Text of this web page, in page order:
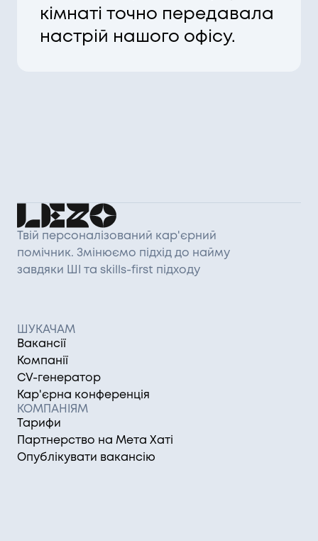
кімнаті точно передавала
настрій нашого офісу.
Твій персоналізований кар'єрний
помічник. Змінюємо підхід до найму
завдяки ШІ та skills-first підходу
ШУКАЧАМ
Вакансії
Компанії
CV-генератор
Кар'єрна конференція
КОМПАНІЯМ
Тарифи
Партнерство на Мета Хаті
Опублікувати вакансію